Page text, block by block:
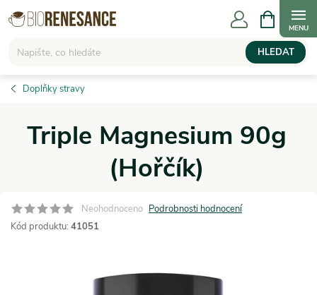
Přejít
na
HLEDAT
NÁKUPNÍ
KOŠÍK
Doplňky stravy
Triple Magnesium 90g
(Hořčík)
Neohodnoceno Podrobnosti hodnocení
Kód produktu: 41051